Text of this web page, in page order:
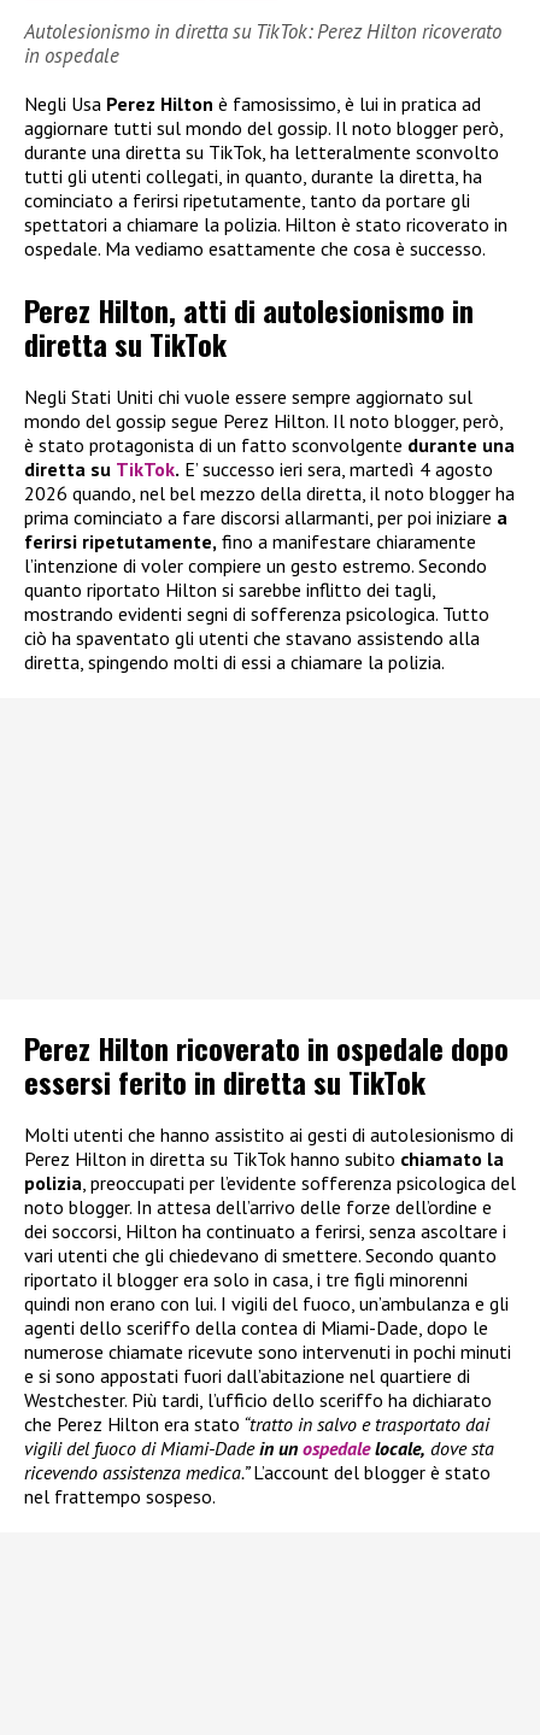
Autolesionismo in diretta su TikTok: Perez Hilton ricoverato
in ospedale
Negli Usa Perez Hilton è famosissimo, è lui in pratica ad
aggiornare tutti sul mondo del gossip. Il noto blogger però,
durante una diretta su TikTok, ha letteralmente sconvolto
tutti gli utenti collegati, in quanto, durante la diretta, ha
cominciato a ferirsi ripetutamente, tanto da portare gli
spettatori a chiamare la polizia. Hilton è stato ricoverato in
ospedale. Ma vediamo esattamente che cosa è successo.
Perez Hilton, atti di autolesionismo in
diretta su TikTok
Negli Stati Uniti chi vuole essere sempre aggiornato sul
mondo del gossip segue Perez Hilton. Il noto blogger, però,
è stato protagonista di un fatto sconvolgente durante una
diretta su TikTok. E’ successo ieri sera, martedì 4 agosto
2026 quando, nel bel mezzo della diretta, il noto blogger ha
prima cominciato a fare discorsi allarmanti, per poi iniziare a
ferirsi ripetutamente, fino a manifestare chiaramente
l’intenzione di voler compiere un gesto estremo. Secondo
quanto riportato Hilton si sarebbe inflitto dei tagli,
mostrando evidenti segni di sofferenza psicologica. Tutto
ciò ha spaventato gli utenti che stavano assistendo alla
diretta, spingendo molti di essi a chiamare la polizia.
Perez Hilton ricoverato in ospedale dopo
essersi ferito in diretta su TikTok
Molti utenti che hanno assistito ai gesti di autolesionismo di
Perez Hilton in diretta su TikTok hanno subito chiamato la
polizia, preoccupati per l’evidente sofferenza psicologica del
noto blogger. In attesa dell’arrivo delle forze dell’ordine e
dei soccorsi, Hilton ha continuato a ferirsi, senza ascoltare i
vari utenti che gli chiedevano di smettere. Secondo quanto
riportato il blogger era solo in casa, i tre figli minorenni
quindi non erano con lui. I vigili del fuoco, un’ambulanza e gli
agenti dello sceriffo della contea di Miami-Dade, dopo le
numerose chiamate ricevute sono intervenuti in pochi minuti
e si sono appostati fuori dall’abitazione nel quartiere di
Westchester. Più tardi, l’ufficio dello sceriffo ha dichiarato
che Perez Hilton era stato “tratto in salvo e trasportato dai
vigili del fuoco di Miami-Dadein un ospedalelocale, dove sta
ricevendo assistenza medica.”L’account del blogger è stato
nel frattempo sospeso.